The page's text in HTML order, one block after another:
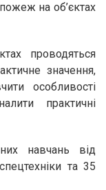
на об’єктах
проводяться
значення,
особливості
практичні
навчань від
та 35